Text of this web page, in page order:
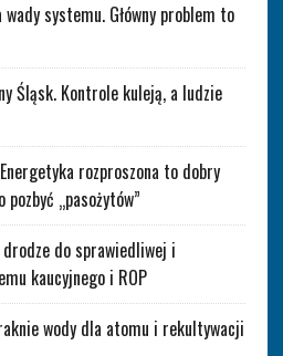
systemu. Główny problem to
Śląsk. Kontrole kuleją, a ludzie
rozproszona to dobry
„pasożytów”
drodze do sprawiedliwej i
kaucyjnego i ROP
wody dla atomu i rekultywacji